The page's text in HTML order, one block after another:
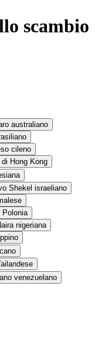
scambio
australiano
cileno
Hong Kong
Shekel israeliano
Polonia
nigeriana
venezuelano